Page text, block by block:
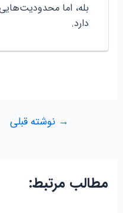
بله، اما
دارد.
راهبری
→ نوشته قبلی
مطالب مرتبط: